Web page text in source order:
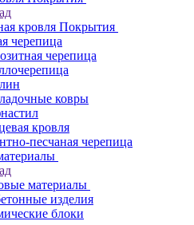
кровля Покрытия
черепица
черепица
ковры
кровля
песчаная черепица
материалы
изделия
блоки